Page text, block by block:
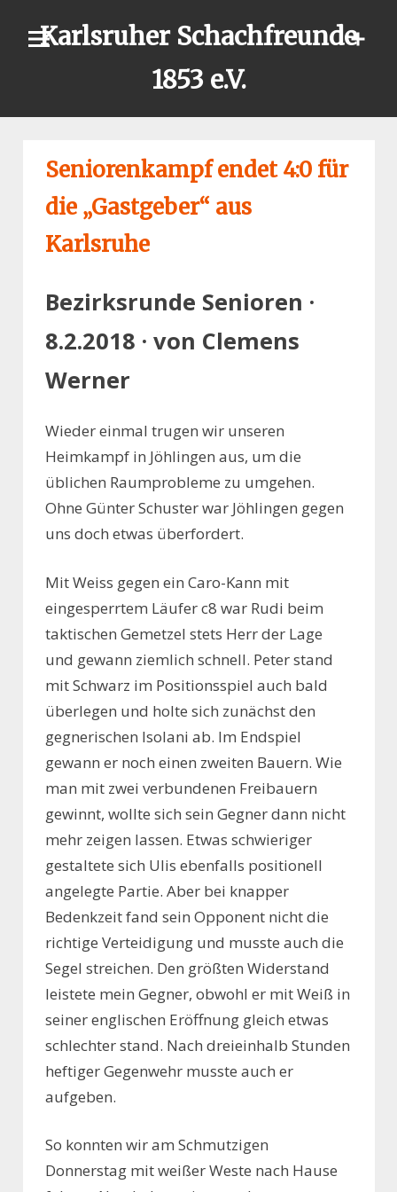
Karlsruher Schachfreunde
1853 e.V.
Seniorenkampf endet 4:0 für
die „Gastgeber“ aus
Karlsruhe
Bezirksrunde Senioren ·
8.2.2018 · von Clemens
Werner
Wieder einmal trugen wir unseren
Heimkampf in Jöhlingen aus, um die
üblichen Raumprobleme zu umgehen.
Ohne Günter Schuster war Jöhlingen gegen
uns doch etwas überfordert.
Mit Weiss gegen ein Caro-Kann mit
eingesperrtem Läufer c8 war Rudi beim
taktischen Gemetzel stets Herr der Lage
und gewann ziemlich schnell. Peter stand
mit Schwarz im Positionsspiel auch bald
überlegen und holte sich zunächst den
gegnerischen Isolani ab. Im Endspiel
gewann er noch einen zweiten Bauern. Wie
man mit zwei verbundenen Freibauern
gewinnt, wollte sich sein Gegner dann nicht
mehr zeigen lassen. Etwas schwieriger
gestaltete sich Ulis ebenfalls positionell
angelegte Partie. Aber bei knapper
Bedenkzeit fand sein Opponent nicht die
richtige Verteidigung und musste auch die
Segel streichen. Den größten Widerstand
leistete mein Gegner, obwohl er mit Weiß in
seiner englischen Eröffnung gleich etwas
schlechter stand. Nach dreieinhalb Stunden
heftiger Gegenwehr musste auch er
aufgeben.
So konnten wir am Schmutzigen
Donnerstag mit weißer Weste nach Hause